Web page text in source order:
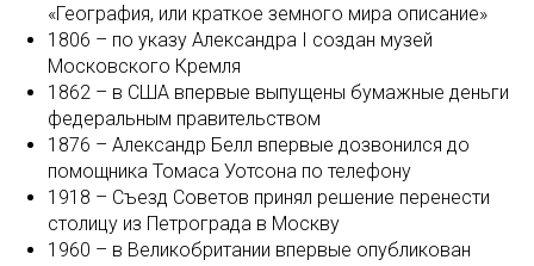
«География, или краткое земного мира описание»
1806 – по указу Александра I создан музей
Московского Кремля
1862 – в США впервые выпущены бумажные деньги
федеральным правительством
1876 – Александр Белл впервые дозвонился до
помощника Томаса Уотсона по телефону
1918 – Съезд Советов принял решение перенести
столицу из Петрограда в Москву
1960 – в Великобритании впервые опубликован